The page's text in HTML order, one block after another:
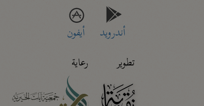
أندرويد
أيفون
تطوير
رعاية